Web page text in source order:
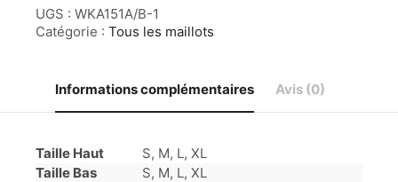
pièce
Animal
Jungle
UGS : WKA151A/B-1
Catégorie : Tous les maillots
Informations complémentaires Avis (0)
Taille Haut
S, M, L, XL
Taille Bas
S, M, L, XL